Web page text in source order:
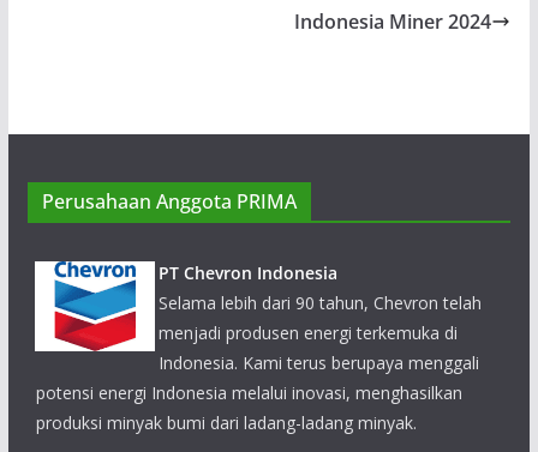
Indonesia Miner 2024
Perusahaan Anggota PRIMA
PT Chevron Indonesia
Selama lebih dari 90 tahun, Chevron telah
menjadi produsen energi terkemuka di
Indonesia. Kami terus berupaya menggali
potensi energi Indonesia melalui inovasi, menghasilkan
produksi minyak bumi dari ladang-ladang minyak.